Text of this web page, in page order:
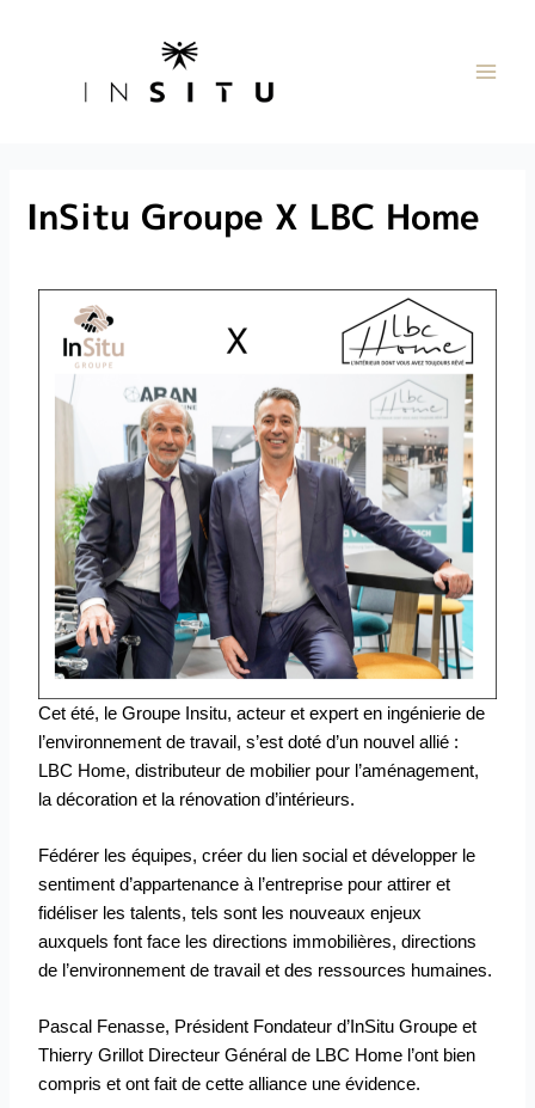
InSitu Groupe X LBC Home
Cet été, le Groupe Insitu, acteur et expert en ingénierie de
l’environnement de travail, s’est doté d’un nouvel allié :
LBC Home, distributeur de mobilier pour l’aménagement,
la décoration et la rénovation d’intérieurs.
Fédérer les équipes, créer du lien social et développer le
sentiment d’appartenance à l’entreprise pour attirer et
fidéliser les talents, tels sont les nouveaux enjeux
auxquels font face les directions immobilières, directions
de l’environnement de travail et des ressources humaines.
Pascal Fenasse, Président Fondateur d’InSitu Groupe et
Thierry Grillot Directeur Général de LBC Home l’ont bien
compris et ont fait de cette alliance une évidence.